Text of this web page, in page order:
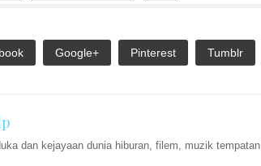
Google+ Pinterest Tumblr
dan kejayaan dunia hiburan, filem, muzik